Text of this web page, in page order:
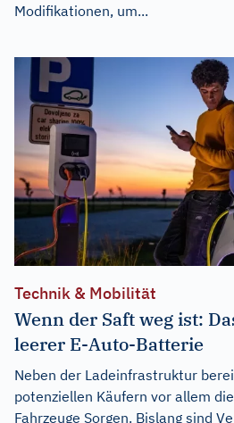
Modifikationen, um...
Technik & Mobilität
Wenn der Saft weg ist:
leerer E-Auto-Batterie
Neben der Ladeinfrastruktur
potenziellen Käufern vor allem
Fahrzeuge Sorgen. Bislang sind